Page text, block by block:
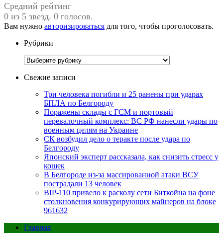
Средний рейтинг
0 из 5 звезд. 0 голосов.
Вам нужно авторизироваться для того, чтобы проголосовать.
Рубрики
Рубрики
Свежие записи
Три человека погибли и 25 ранены при ударах
БПЛА по Белгороду
Поражены склады с ГСМ и портовый
перевалочный комплекс: ВС РФ нанесли удары по
военным целям на Украине
СК возбудил дело о теракте после удара по
Белгороду
Японский эксперт рассказала, как снизить стресс у
кошек
В Белгороде из-за массированной атаки ВСУ
пострадали 13 человек
BIP-110 привело к расколу сети Биткойна на фоне
столкновения конкурирующих майнеров на блоке
961632
Главная